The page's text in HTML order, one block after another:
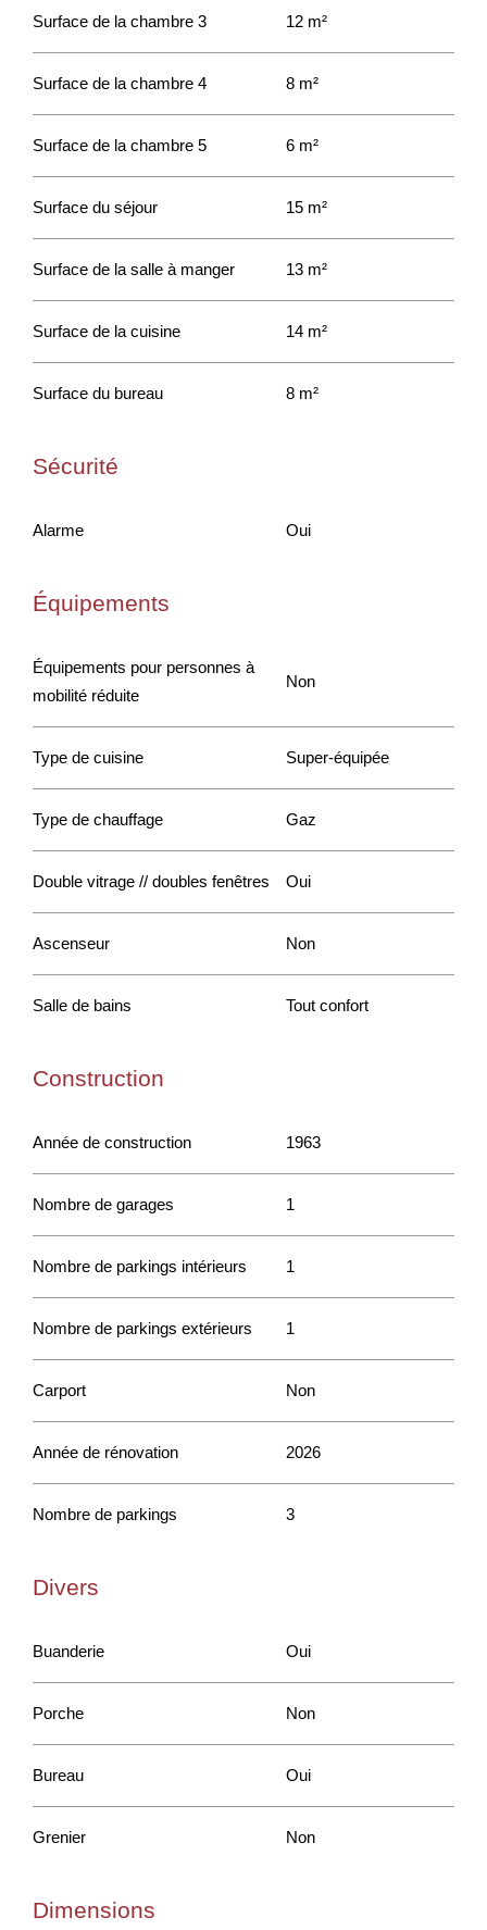
Surface de la chambre 3 12 m²
Surface de la chambre 4 8 m²
Surface de la chambre 5 6 m²
Surface du séjour 15 m²
Surface de la salle à manger 13 m²
Surface de la cuisine 14 m²
Surface du bureau 8 m²
Sécurité
Alarme Oui
Équipements
Équipements pour personnes à
mobilité réduite
Non
Type de cuisine Super-équipée
Type de chauffage Gaz
Double vitrage // doubles fenêtres Oui
Ascenseur Non
Salle de bains Tout confort
Construction
Année de construction 1963
Nombre de garages 1
Nombre de parkings intérieurs 1
Nombre de parkings extérieurs 1
Carport Non
Année de rénovation 2026
Nombre de parkings 3
Divers
Buanderie Oui
Porche Non
Bureau Oui
Grenier Non
Dimensions